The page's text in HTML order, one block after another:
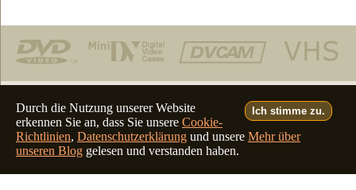
Ich stimme zu.
Durch die Nutzung unserer Website
erkennen Sie an, dass Sie unsere Cookie-
Richtlinien, Datenschutzerklärung und unsere Mehr über
unseren Blog gelesen und verstanden haben.
Telefon: (805) 640-8883
Deutsch • Français • Italiano
©2026 - all rights reserved